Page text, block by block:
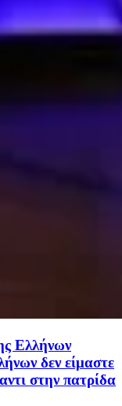
Ελλήνων
δεν είμαστε
στην πατρίδα